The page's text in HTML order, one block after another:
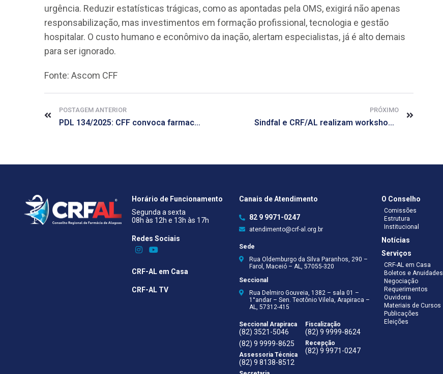
urgência. Reduzir estatísticas trágicas, como as apontadas pela OMS, exigirá não apenas
responsabilização, mas investimentos em formação profissional, tecnologia e gestão
hospitalar. O custo humano e econômivo da inação, alertam especialistas, já é alto demais
para ser ignorado.
Fonte: Ascom CFF
POSTAGEM ANTERIOR
PDL 134/2025: CFF convoca farmacêuticos para votar não!
PRÓXIMO
Sindfal e CRF/AL realizam workshop: “SNGPC: Novidades e Aplicações Práticas”
Horário de Funcionamento
Segunda a sexta
08h às 12h e 13h às 17h
Redes Sociais​
CRF-AL em Casa
CRF-AL TV
Canais de Atendimento
82 9 9971-0247
atendimento@crf-al.org.br
Sede
Rua Oldemburgo da Silva Paranhos, 290 –
Farol, Maceió – AL, 57055-320
Seccional
Rua Delmiro Gouveia, 1382 – sala 01 –
1°andar – Sen. Teotônio Vilela, Arapiraca –
AL, 57312-415
Seccional Arapiraca
(82) 3521-5046
(82) 9 9999-8625
Assessoria Técnica
(82) 9 8138-8512
Fiscalização
(82) 9 9999-8624
Recepção
(82) 9 9971-0247
O Conselho
Comissões
Estrutura
Institucional
Notícias
Serviços
CRF-AL em Casa
Boletos e Anuidades
Negociação
Requerimentos
Ouvidoria
Materiais de Cursos
Publicações
Eleições